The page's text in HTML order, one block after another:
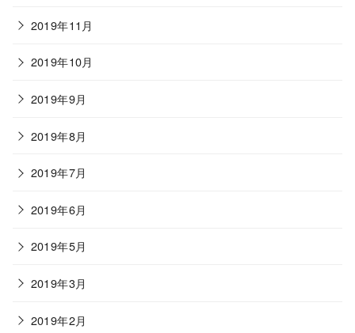
2019年11月
2019年10月
2019年9月
2019年8月
2019年7月
2019年6月
2019年5月
2019年3月
2019年2月